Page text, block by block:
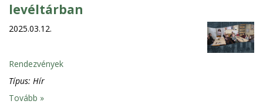
levéltárban
2025.03.12.
Rendezvények
Típus: Hír
Tovább »